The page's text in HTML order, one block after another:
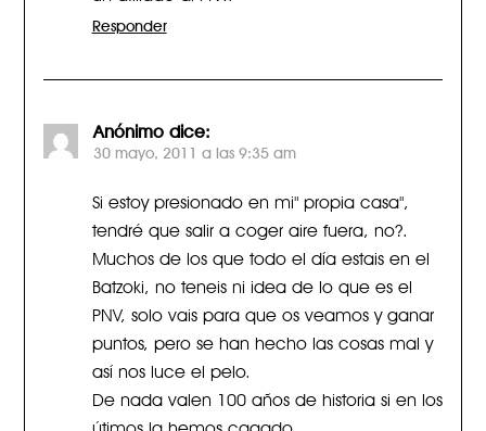
Responder
Anónimo dice:
30 mayo, 2011 a las 9:35 am
Si estoy presionado en mi" propia casa",
tendré que salir a coger aire fuera, no?.
Muchos de los que todo el día estais en el
Batzoki, no teneis ni idea de lo que es el
PNV, solo vais para que os veamos y ganar
puntos, pero se han hecho las cosas mal y
así nos luce el pelo.
De nada valen 100 años de historia si en los
útimos la hemos cagado.